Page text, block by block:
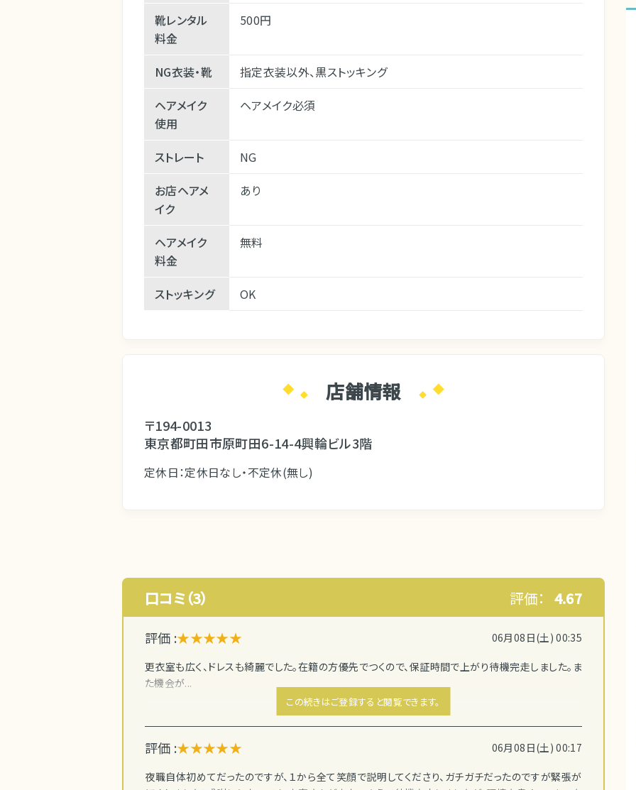
靴レンタル
料金
500円
NG衣装・靴
指定衣装以外、黒ストッキング
ヘアメイク
使用
ヘアメイク必須
ストレート
NG
お店ヘアメ
イク
あり
ヘアメイク
料金
無料
ストッキング OK
店舗情報
〒194-0013
東京都町田市原町田6-14-4興輪ビル3階
定休日：定休日なし・不定休(無し)
口コミ（3） 評価： 4.67
評価 :★★★★★ 06月08日(土) 00:35
更衣室も広く、ドレスも綺麗でした。在籍の方優先でつくので、保証時間で上がり待機完走しました。ま
た機会が...
この続きはご登録すると閲覧できます。
評価 :★★★★★ 06月08日(土) 00:17
夜職自体初めてだったのですが、１から全て笑顔で説明してくださり、ガチガチだったのですが緊張が